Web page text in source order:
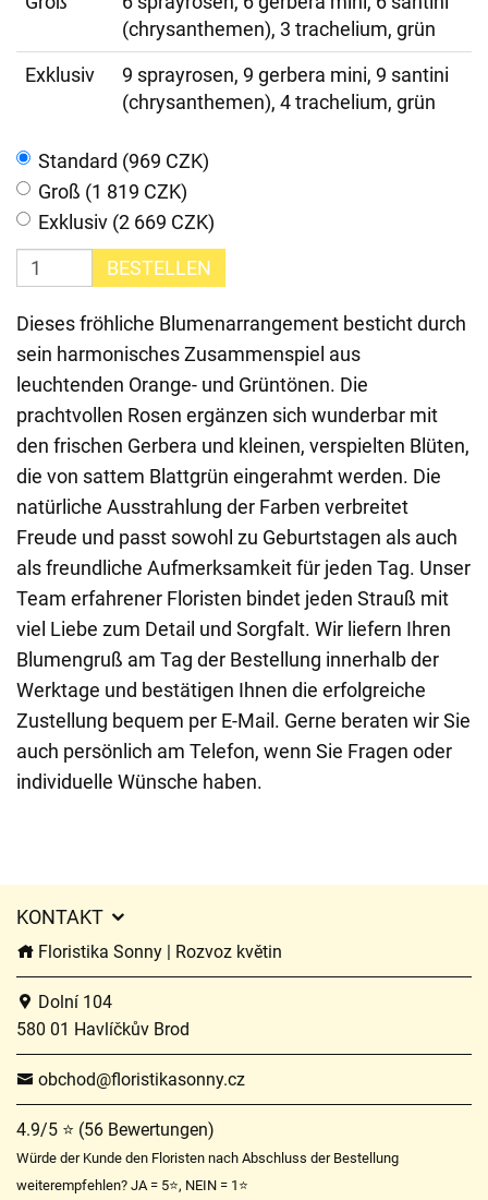
(chrysanthemen), 3 trachelium, grün
Exklusiv
9 sprayrosen, 9 gerbera mini, 9 santini
(chrysanthemen), 4 trachelium, grün
Standard (969 CZK)
Groß (1 819 CZK)
Exklusiv (2 669 CZK)
BESTELLEN
Dieses fröhliche Blumenarrangement besticht durch
sein harmonisches Zusammenspiel aus
leuchtenden Orange- und Grüntönen. Die
prachtvollen Rosen ergänzen sich wunderbar mit
den frischen Gerbera und kleinen, verspielten Blüten,
die von sattem Blattgrün eingerahmt werden. Die
natürliche Ausstrahlung der Farben verbreitet
Freude und passt sowohl zu Geburtstagen als auch
als freundliche Aufmerksamkeit für jeden Tag. Unser
Team erfahrener Floristen bindet jeden Strauß mit
viel Liebe zum Detail und Sorgfalt. Wir liefern Ihren
Blumengruß am Tag der Bestellung innerhalb der
Werktage und bestätigen Ihnen die erfolgreiche
Zustellung bequem per E-Mail. Gerne beraten wir Sie
auch persönlich am Telefon, wenn Sie Fragen oder
individuelle Wünsche haben.
KONTAKT
Floristika Sonny | Rozvoz květin
Dolní 104
580 01 Havlíčkův Brod
obchod@floristikasonny.cz
4.9/5 ⭐ (56 Bewertungen)
Würde der Kunde den Floristen nach Abschluss der Bestellung
weiterempfehlen? JA = 5⭐, NEIN = 1⭐